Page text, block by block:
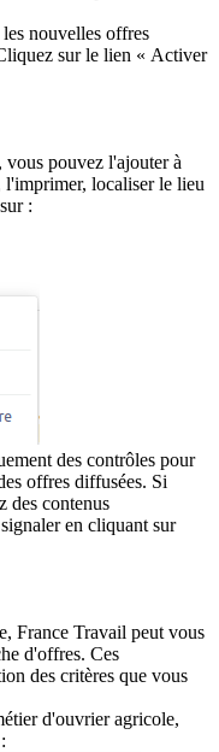
nouvelles offres
sur le lien « Activer
pouvez l'ajouter à
localiser le lieu
:
des contrôles pour
offres diffusées. Si
des contenus
en cliquant sur
France Travail peut vous
d'offres. Ces
des critères que vous
d'ouvrier agricole,